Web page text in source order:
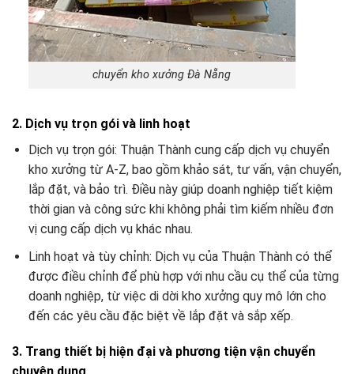
chuyển kho xưởng Đà Nẵng
2. Dịch vụ trọn gói và linh hoạt
Dịch vụ trọn gói: Thuận Thành cung cấp dịch vụ chuyển
kho xưởng từ A-Z, bao gồm khảo sát, tư vấn, vận chuyển,
lắp đặt, và bảo trì. Điều này giúp doanh nghiệp tiết kiệm
thời gian và công sức khi không phải tìm kiếm nhiều đơn
vị cung cấp dịch vụ khác nhau.
Linh hoạt và tùy chỉnh: Dịch vụ của Thuận Thành có thể
được điều chỉnh để phù hợp với nhu cầu cụ thể của từng
doanh nghiệp, từ việc di dời kho xưởng quy mô lớn cho
đến các yêu cầu đặc biệt về lắp đặt và sắp xếp.
3. Trang thiết bị hiện đại và phương tiện vận chuyển